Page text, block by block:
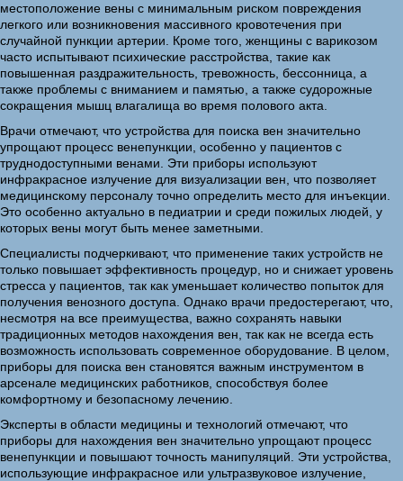
местоположение вены с минимальным риском повреждения
легкого или возникновения массивного кровотечения при
случайной пункции артерии. Кроме того, женщины с варикозом
часто испытывают психические расстройства, такие как
повышенная раздражительность, тревожность, бессонница, а
также проблемы с вниманием и памятью, а также судорожные
сокращения мышц влагалища во время полового акта.
Врачи отмечают, что устройства для поиска вен значительно
упрощают процесс венепункции, особенно у пациентов с
труднодоступными венами. Эти приборы используют
инфракрасное излучение для визуализации вен, что позволяет
медицинскому персоналу точно определить место для инъекции.
Это особенно актуально в педиатрии и среди пожилых людей, у
которых вены могут быть менее заметными.
Специалисты подчеркивают, что применение таких устройств не
только повышает эффективность процедур, но и снижает уровень
стресса у пациентов, так как уменьшает количество попыток для
получения венозного доступа. Однако врачи предостерегают, что,
несмотря на все преимущества, важно сохранять навыки
традиционных методов нахождения вен, так как не всегда есть
возможность использовать современное оборудование. В целом,
приборы для поиска вен становятся важным инструментом в
арсенале медицинских работников, способствуя более
комфортному и безопасному лечению.
Эксперты в области медицины и технологий отмечают, что
приборы для нахождения вен значительно упрощают процесс
венепункции и повышают точность манипуляций. Эти устройства,
использующие инфракрасное или ультразвуковое излучение,